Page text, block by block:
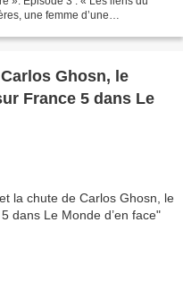
une femme d’une
Ghosn, le
France 5 dans Le